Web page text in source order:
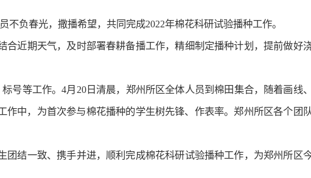
负春光，撒播希望，共同完成2022年棉花科研试验播种工作。
近期天气，及时部署春耕备播工作，精细制定播种计划，提前做好
号等工作。4月20日清晨，郑州所区全体人员到棉田集合，随着画线
中，为首次参与棉花播种的学生树先锋、作表率。郑州所区各个团
结一致、携手并进，顺利完成棉花科研试验播种工作，为郑州所区